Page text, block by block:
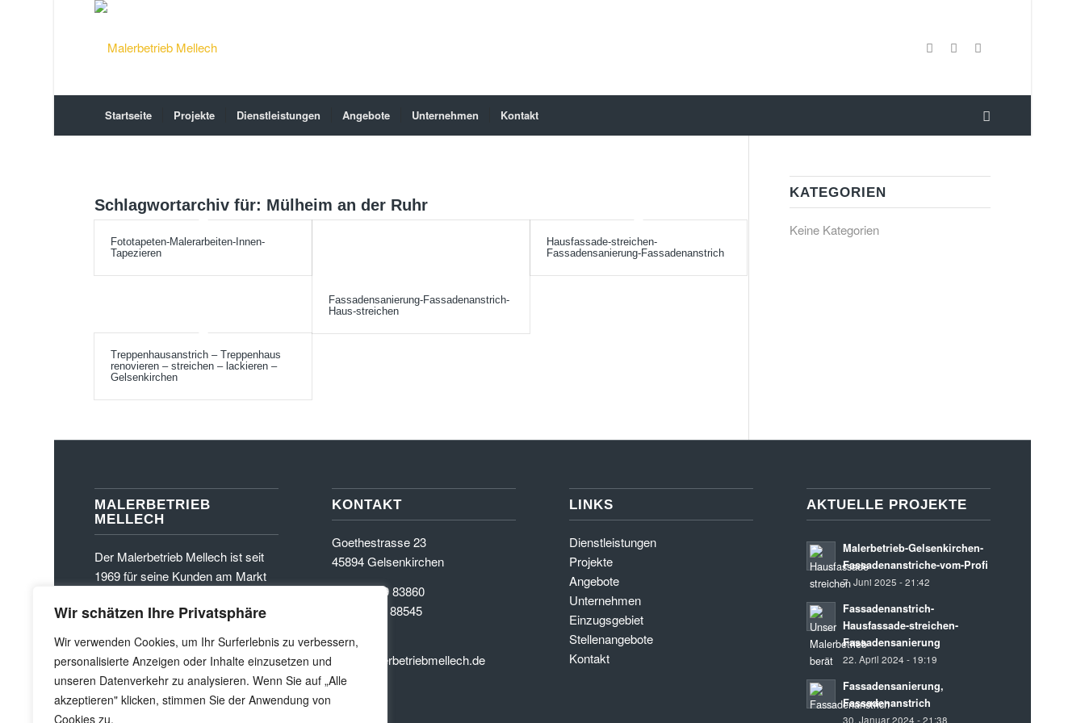
Wir schätzen Ihre Privatsphäre
Wir verwenden Cookies, um Ihr Surferlebnis zu verbessern,
personalisierte Anzeigen oder Inhalte einzusetzen und
unseren Datenverkehr zu analysieren. Wenn Sie auf „Alle
akzeptieren" klicken, stimmen Sie der Anwendung von
Cookies zu.
Startseite Projekte Dienstleistungen Angebote Unternehmen Kontakt
Schlagwortarchiv für: Mülheim an der Ruhr
Fototapeten-Malerarbeiten-Innen-
Tapezieren
Fassadensanierung-Fassadenanstrich-
Haus-streichen
Hausfassade-streichen-
Fassadensanierung-Fassadenanstrich
Treppenhausanstrich – Treppenhaus
renovieren – streichen – lackieren –
Gelsenkirchen
KATEGORIEN
Keine Kategorien
MALERBETRIEB
MELLECH
Der Malerbetrieb Mellech ist seit
1969 für seine Kunden am Markt
langjährigen Erfahrungen und
unserem geschulten
Fachpersonal.
KONTAKT
Goethestrasse 23
45894 Gelsenkirchen
Büro: 0209 83860
FAX: 0209 88545
E-Mail:
info@malerbetriebmellech.de
LINKS
Dienstleistungen
Projekte
Angebote
Unternehmen
Einzugsgebiet
Stellenangebote
Kontakt
AKTUELLE PROJEKTE
Malerbetrieb-Gelsenkirchen-
Fassadenanstriche-vom-Profi
7. Juni 2025 - 21:42
Fassadenanstrich-
Hausfassade-streichen-
Fassadensanierung
22. April 2024 - 19:19
Fassadensanierung,
Fassadenanstrich
30. Januar 2024 - 21:38